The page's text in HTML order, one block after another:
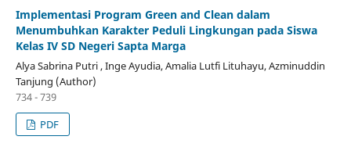
Implementasi Program Green and Clean dalam
Menumbuhkan Karakter Peduli Lingkungan pada Siswa
Kelas IV SD Negeri Sapta Marga
Alya Sabrina Putri , Inge Ayudia, Amalia Lutfi Lituhayu, Azminuddin
Tanjung (Author)
734 - 739
PDF